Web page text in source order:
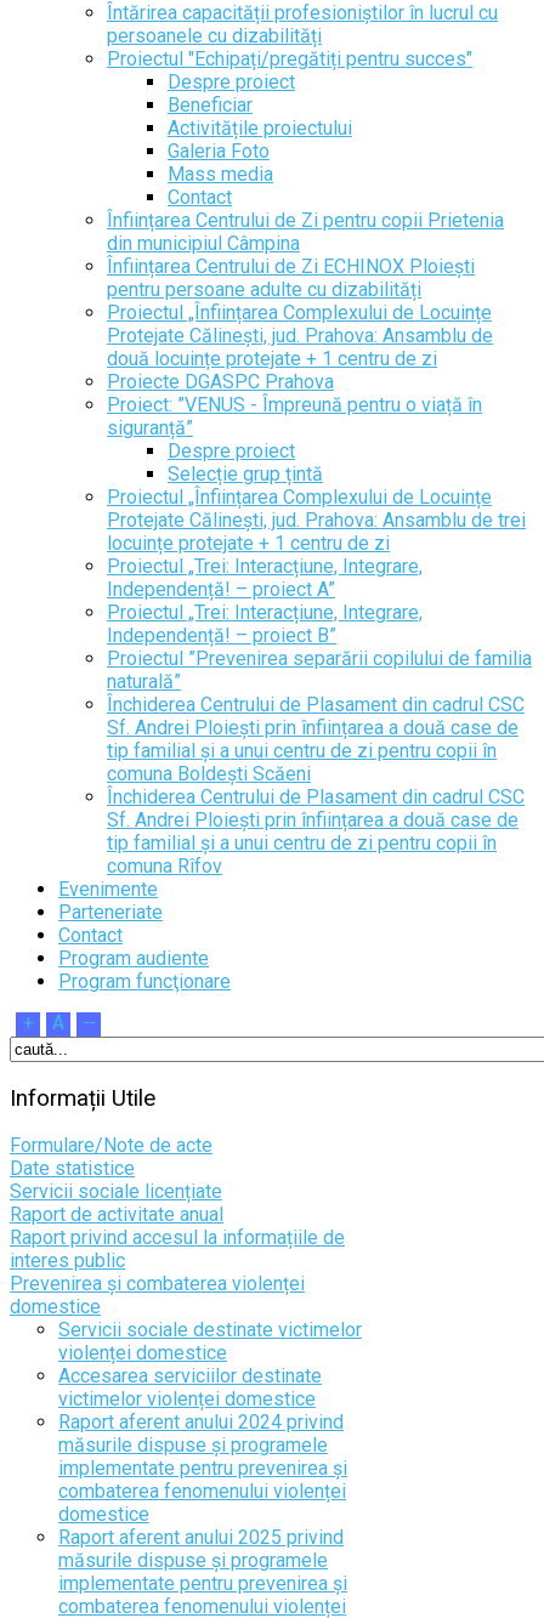
Întărirea capacității profesioniștilor în lucrul cu
persoanele cu dizabilități
Proiectul "Echipați/pregătiți pentru succes"
Despre proiect
Beneficiar
Activitățile proiectului
Galeria Foto
Mass media
Contact
Înființarea Centrului de Zi pentru copii Prietenia
din municipiul Câmpina
Înființarea Centrului de Zi ECHINOX Ploiești
pentru persoane adulte cu dizabilități
Proiectul „Înființarea Complexului de Locuințe
Protejate Călinești, jud. Prahova: Ansamblu de
două locuințe protejate + 1 centru de zi
Proiecte DGASPC Prahova
Proiect: ”VENUS - Împreună pentru o viață în
siguranță”
Despre proiect
Selecție grup țintă
Proiectul „Înființarea Complexului de Locuințe
Protejate Călinești, jud. Prahova: Ansamblu de trei
locuințe protejate + 1 centru de zi
Proiectul „Trei: Interacțiune, Integrare,
Independență! – proiect A”
Proiectul „Trei: Interacțiune, Integrare,
Independență! – proiect B”
Proiectul ”Prevenirea separării copilului de familia
naturală”
Închiderea Centrului de Plasament din cadrul CSC
Sf. Andrei Ploiești prin înființarea a două case de
tip familial și a unui centru de zi pentru copii în
comuna Boldești Scăeni
Închiderea Centrului de Plasament din cadrul CSC
Sf. Andrei Ploiești prin înființarea a două case de
tip familial și a unui centru de zi pentru copii în
comuna Rîfov
Evenimente
Parteneriate
Contact
Program audiente
Program funcţionare
+
A --
Informații Utile
Formulare/Note de acte
Date statistice
Servicii sociale licențiate
Raport de activitate anual
Raport privind accesul la informațiile de
interes public
Prevenirea și combaterea violenței
domestice
Servicii sociale destinate victimelor
violenței domestice
Accesarea serviciilor destinate
victimelor violenței domestice
Raport aferent anului 2024 privind
măsurile dispuse și programele
implementate pentru prevenirea și
combaterea fenomenului violenței
domestice
Raport aferent anului 2025 privind
măsurile dispuse și programele
implementate pentru prevenirea și
combaterea fenomenului violenței